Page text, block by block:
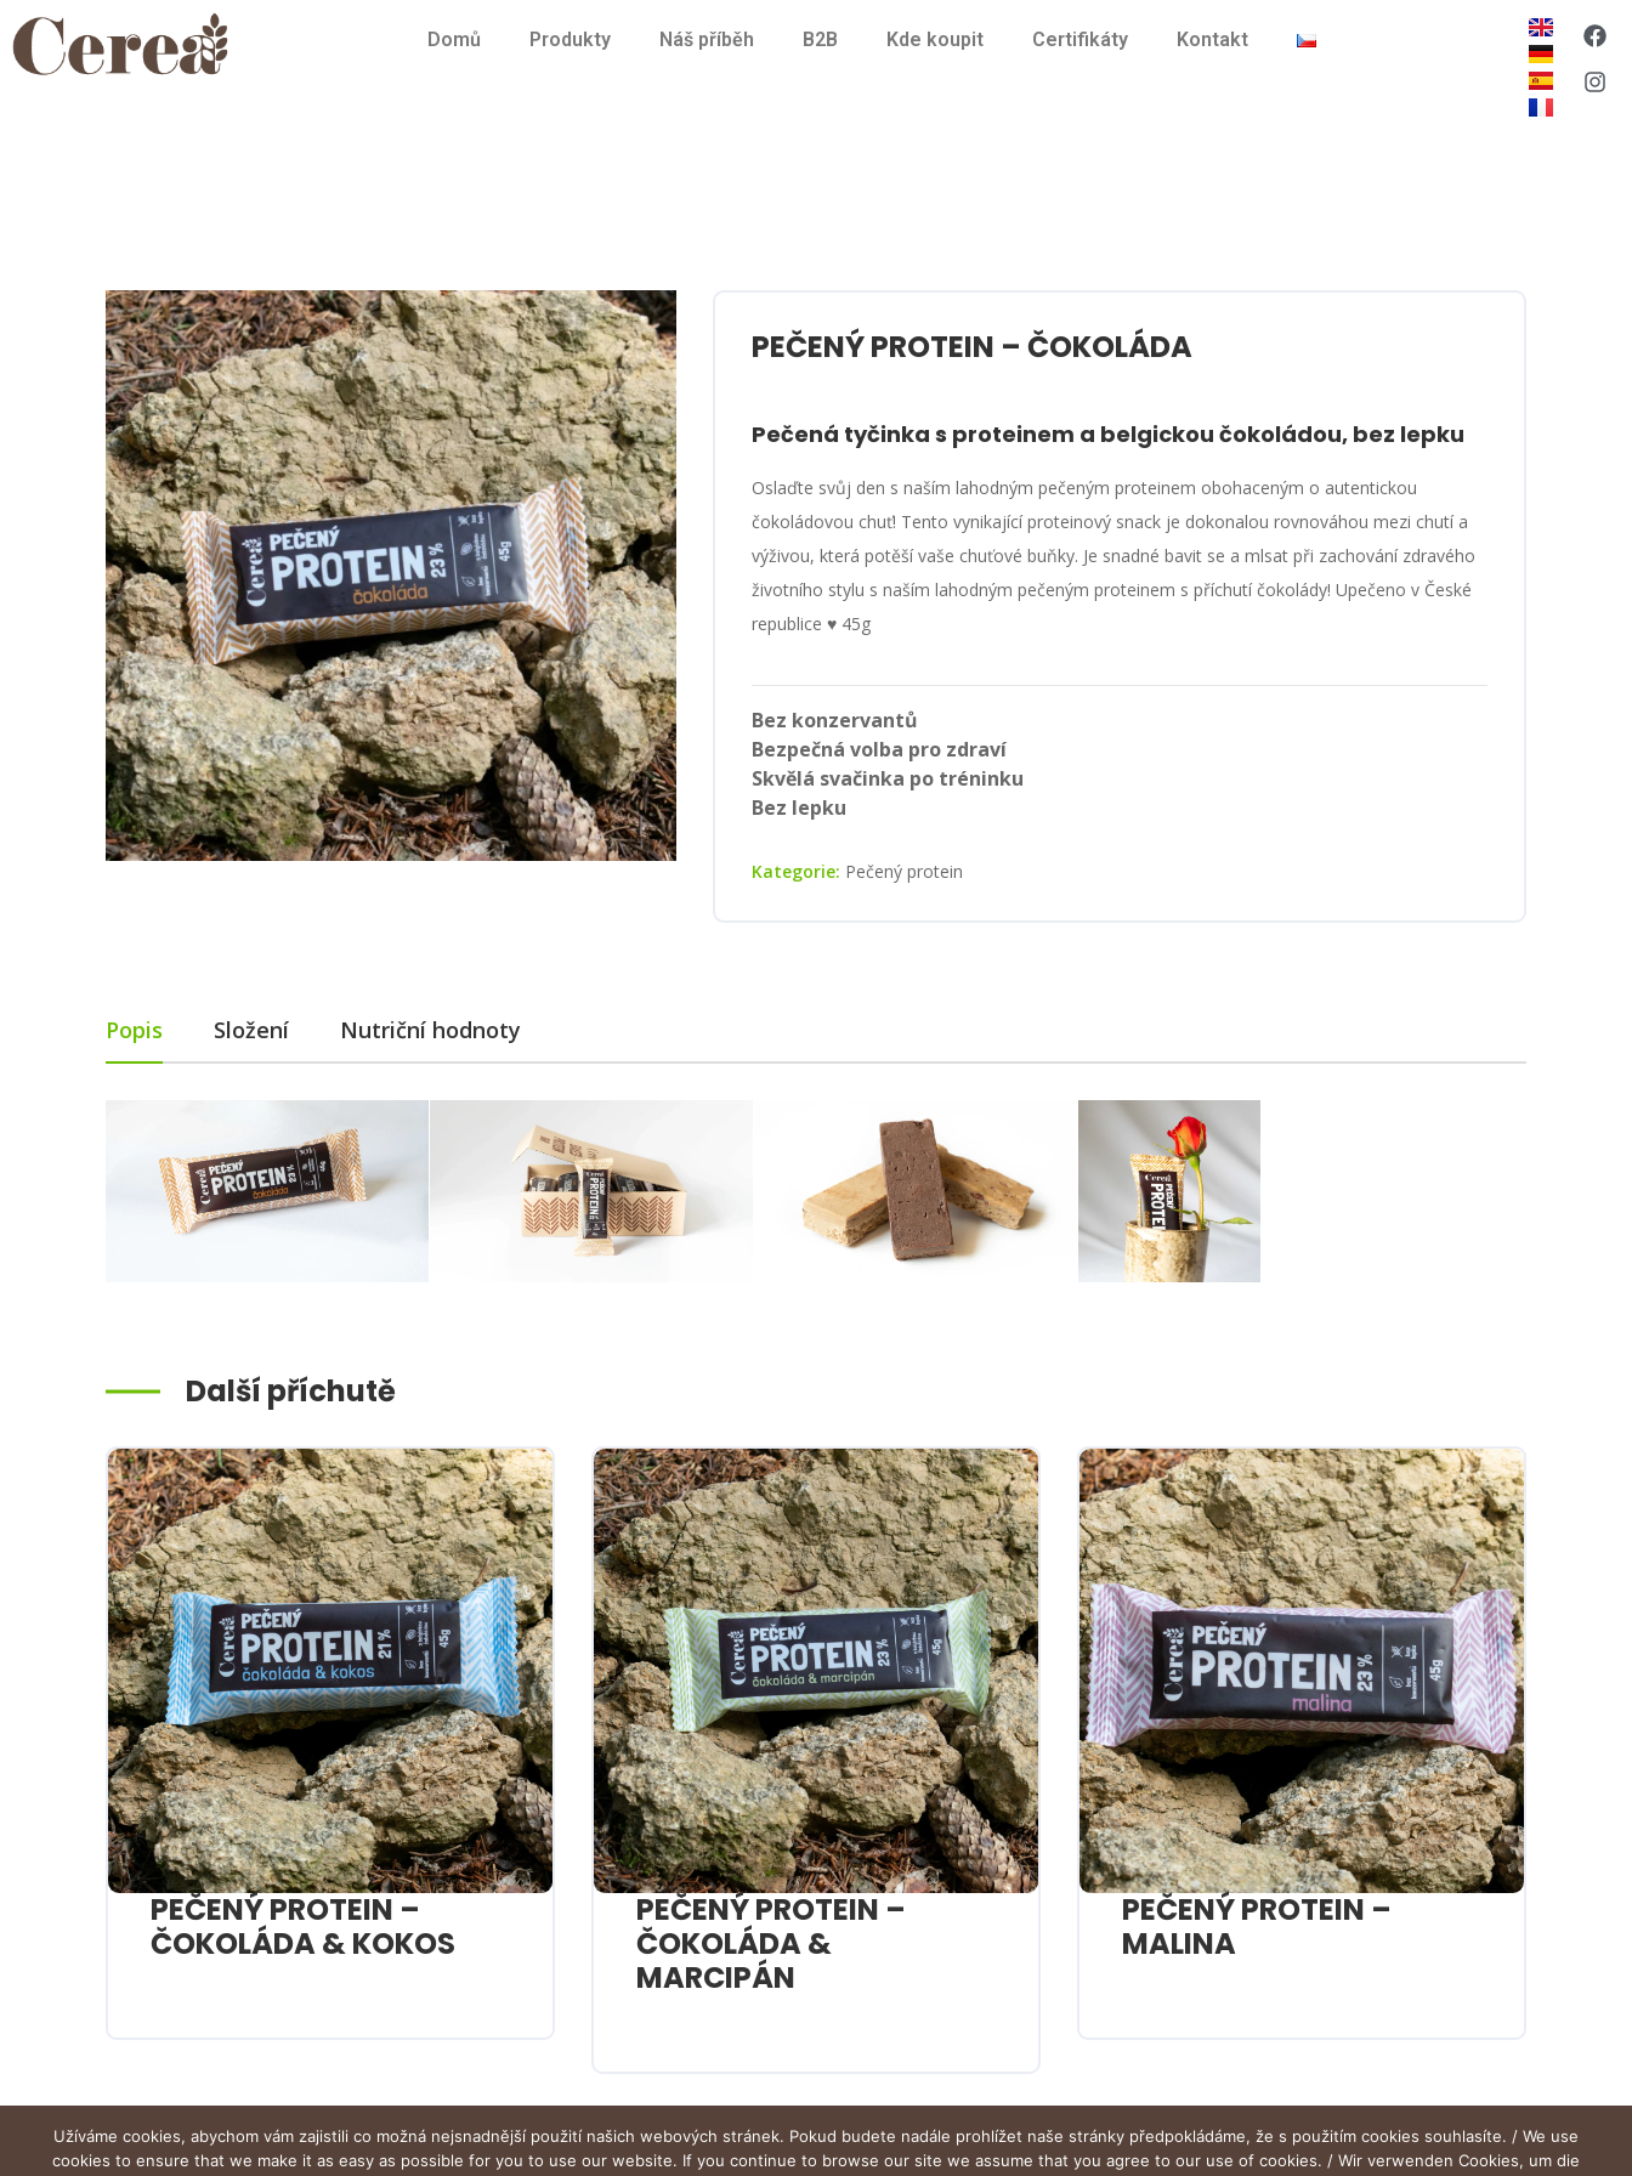
Domů Produkty Náš příběh B2B Kde koupit Certifikáty Kontakt
PEČENÝ PROTEIN – ČOKOLÁDA
Pečená tyčinka s proteinem a belgickou čokoládou, bez lepku
Oslaďte svůj den s naším lahodným pečeným proteinem obohaceným o autentickou
čokoládovou chuť! Tento vynikající proteinový snack je dokonalou rovnováhou mezi chutí a
výživou, která potěší vaše chuťové buňky. Je snadné bavit se a mlsat při zachování zdravého
životního stylu s naším lahodným pečeným proteinem s příchutí čokolády! Upečeno v České
republice ♥ 45g
Bez konzervantů
Bezpečná volba pro zdraví
Skvělá svačinka po tréninku
Bez lepku
Kategorie: Pečený protein
Popis Složení Nutriční hodnoty
Další příchutě
PEČENÝ PROTEIN –
ČOKOLÁDA & KOKOS
PEČENÝ PROTEIN –
ČOKOLÁDA &
MARCIPÁN
PEČENÝ PROTEIN –
MALINA
Užíváme cookies, abychom vám zajistili co možná nejsnadnější použití našich webových stránek. Pokud budete nadále prohlížet naše stránky předpokládáme, že s použitím cookies souhlasíte. / We use
cookies to ensure that we make it as easy as possible for you to use our website. If you continue to browse our site we assume that you agree to our use of cookies. / Wir verwenden Cookies, um die